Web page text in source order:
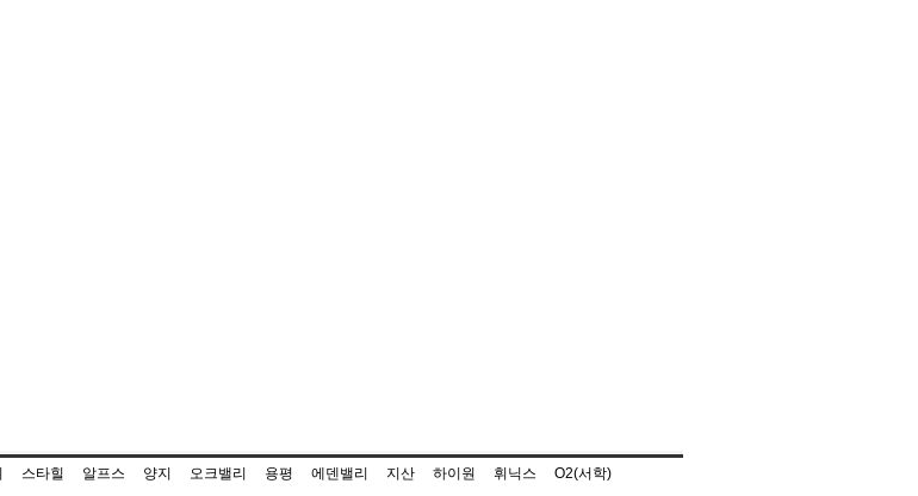
스타힐 알프스 양지 오크밸리 용평 에덴밸리 지산 하이원 휘닉스 O2(서학)